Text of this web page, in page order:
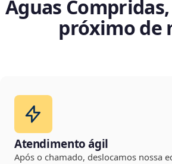
Águas Compridas,
próximo de
Atendimento ágil
Após o chamado, deslocamos nossa